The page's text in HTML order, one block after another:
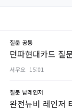
질문 공통
던파현대카드 질
서우요 15:01
질문 남레인저
완전뉴비 레인저